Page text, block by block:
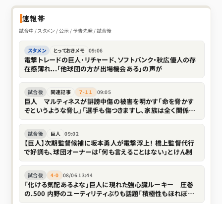
速報帯
試合中 / スタメン / 公示 / 予告先発 / 試合後
スタメン とっておきメモ 09:06
電撃トレードの巨人・リチャード、ソフトバンク・秋広優人の存
在感薄れ...「他球団の方が出場機会ある」の声が
試合後 関連記事 ７-１１ 09:05
巨人 マルティネスが誹謗中傷の被害を明かす「命を脅かす
ぞというような脅し」「選手も傷つきますし、家族は全く関係な
試合後 巨人 09:02
【巨人】次期監督候補に坂本勇人が電撃浮上！ 橋上監督代行
で好調も、球団オーナーは「何も言えることはない」とけん制
試合後 4-0 08/06 13:44
「化ける気配あるよな」巨人に現れた強心臓ルーキー 圧巻
の.500 内野のユーティリティぶりも話題「積極性もほれぼれ